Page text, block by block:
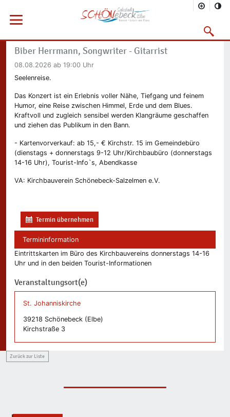
Menü öffnen
Vorheriges Bild
Sie befinden sich hier Startseite Freizeit Kalender
Biber Herrmann, Songwriter - Gitarrist
08.08.2026 ab 19:00 Uhr
Seelenreise.
Das Konzert ist ein Erlebnis voller Nähe, Tiefgang und feinem
Humor, eine Reise zwischen Himmel, Erde und dem Blues.
Kraftvoll und zugleich sensibel werden Klangräume geschaffen
und ziehen das Publikum in den Bann.
- Kartenvorverkauf: ab 15,- € Kirchstr. 15 im Gemeindebüro
(dienstags + donnerstags 9-12 Uhr/Kirchbaubüro (donnerstags
14-16 Uhr), Tourist-Info`s, Abendkasse
VA: Kirchbauverein Schönebeck-Salzelmen e.V.
Termin übernehmen
Termininformation
Eintrittskarten im Büro des Kirchbauvereins donnerstags 14-16
Uhr und in den beiden Tourist-Informationen
Veranstaltungsort(e)
St. Johanniskirche
39218 Schönebeck (Elbe)
Kirchstraße 3
Zurück zur Liste